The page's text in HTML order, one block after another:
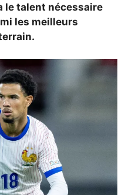
le talent nécessaire
les meilleurs